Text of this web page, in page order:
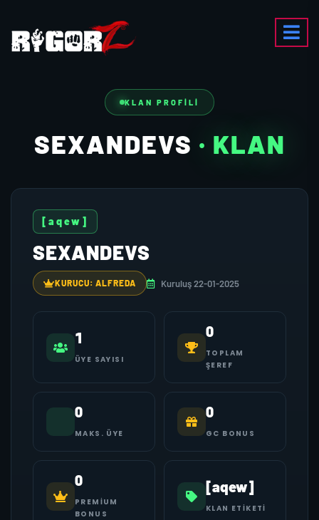
KLAN PROFILI
SEXANDEVS · KLAN
[aqew]
SEXANDEVS
KURUCU: ALFREDA Kuruluş 22-01-2025
1
ÜYE SAYISI
0
TOPLAM
ŞEREF
0
MAKS. ÜYE
0
GC BONUS
0
PREMIUM
BONUS
[aqew]
KLAN ETIKETI